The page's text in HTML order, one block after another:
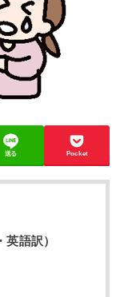
送る Pocket
語訳）